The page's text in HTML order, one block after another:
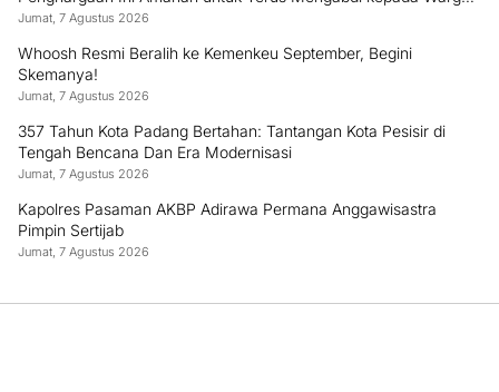
Padang
Jumat, 7 Agustus 2026
Whoosh Resmi Beralih ke Kemenkeu September, Begini
Skemanya!
Jumat, 7 Agustus 2026
357 Tahun Kota Padang Bertahan: Tantangan Kota Pesisir di
Tengah Bencana Dan Era Modernisasi
Jumat, 7 Agustus 2026
Kapolres Pasaman AKBP Adirawa Permana Anggawisastra
Pimpin Sertijab
Jumat, 7 Agustus 2026